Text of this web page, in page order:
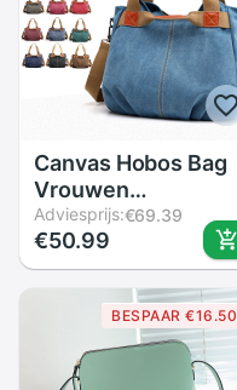
Canvas Hobos Bag
Vrouwen
Handtassen
Vrouwelijke Grote
Capaciteit Leisure
Schoudertassen
Voor Reizen
Weekend Outdoor
Bolsas Kleuren
Adviesprijs:€69.39
€50.99
BESPAAR €16.50